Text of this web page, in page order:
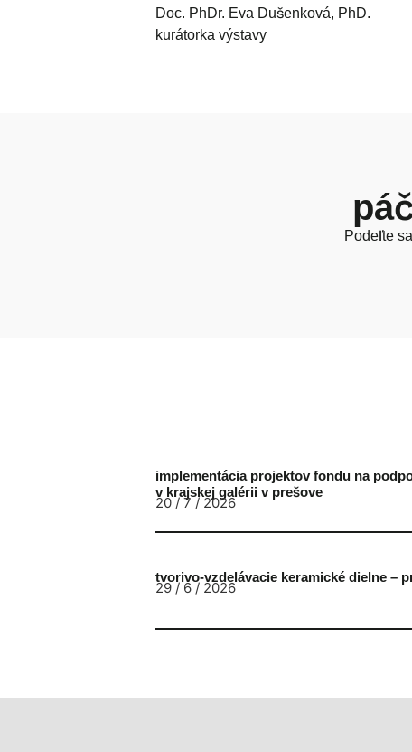
Doc. PhDr. Eva Dušenková, PhD.
kurátorka výstavy
Podeľte
implementácia projektov fondu na
v krajskej galérii v prešove
20 / 7 / 2026
tvorivo-vzdelávacie keramické dielne –
29 / 6 / 2026